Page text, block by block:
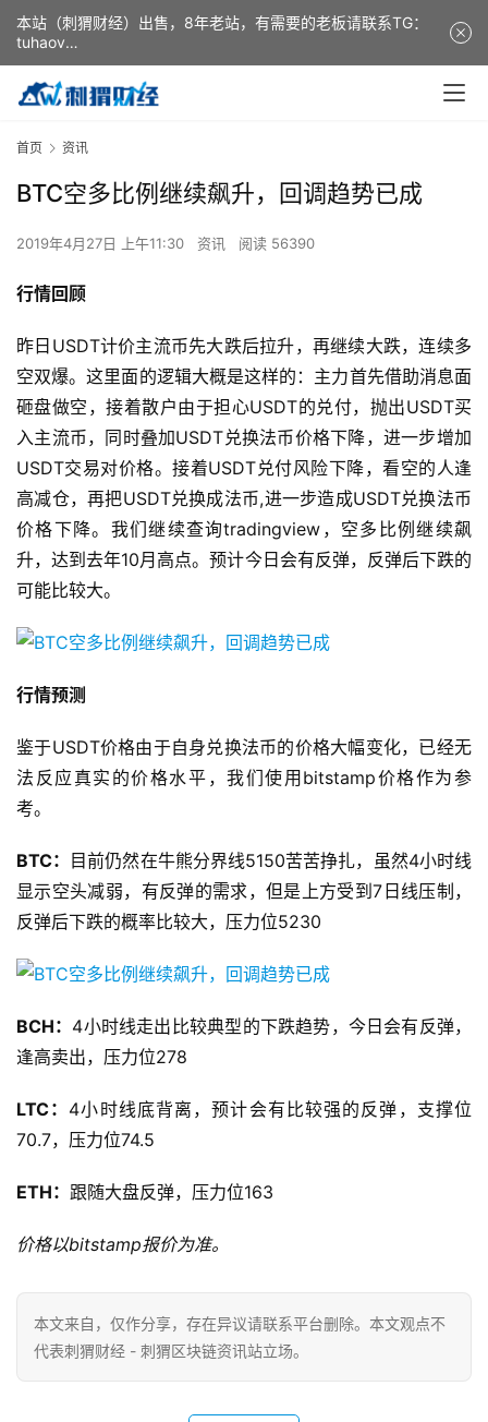
首页 资讯
BTC空多比例继续飙升，回调趋势已成
2019年4月27日 上午11:30 资讯 阅读 56390
行情回顾
昨日USDT计价主流币先大跌后拉升，再继续大跌，连续多
空双爆。这里面的逻辑大概是这样的：主力首先借助消息面
砸盘做空，接着散户由于担心USDT的兑付，抛出USDT买
入主流币，同时叠加USDT兑换法币价格下降，进一步增加
USDT交易对价格。接着USDT兑付风险下降，看空的人逢
高减仓，再把USDT兑换成法币,进一步造成USDT兑换法币
价格下降。我们继续查询tradingview，空多比例继续飙
升，达到去年10月高点。预计今日会有反弹，反弹后下跌的
可能比较大。
行情预测
鉴于USDT价格由于自身兑换法币的价格大幅变化，已经无
法反应真实的价格水平，我们使用bitstamp价格作为参
考。
BTC：
目前仍然在牛熊分界线5150苦苦挣扎，虽然4小时线
显示空头减弱，有反弹的需求，但是上方受到7日线压制，
反弹后下跌的概率比较大，压力位5230
BCH： 4小时线走出比较典型的下跌趋势，今日会有反弹，
逢高卖出，压力位278
LTC： 4小时线底背离，预计会有比较强的反弹，支撑位
70.7，压力位74.5
ETH： 跟随大盘反弹，压力位163
价格以bitstamp报价为准。
本文来自 ，仅作分享，存在异议请联系平台删除。本文观点不
代表刺猬财经 - 刺猬区块链资讯站立场。
本站（刺猬财经）出售，8年老站，有需要的老板请联系TG：
tuhaov
This website (ciweicaijing) is for sale. It is a 8-year-old
website. If you need it, please contact TG: tuhaov